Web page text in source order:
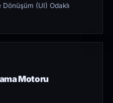
Dönüşüm (UI) Odaklı
Motoru